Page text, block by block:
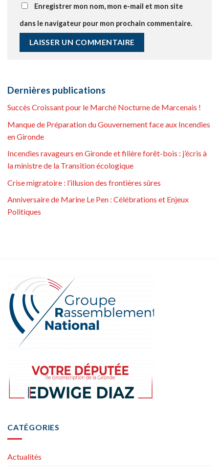
Enregistrer mon nom, mon e-mail et mon site
dans le navigateur pour mon prochain commentaire.
Dernières publications
Succès Croissant pour le Marché Nocturne de Marcenais !
Manque de Préparation du Gouvernement face aux Incendies
en Gironde
Incendies ravageurs en Gironde et filière forêt-bois : j’écris à
la ministre de la Transition écologique
Crise migratoire : l’illusion des frontières sûres
Anniversaire de Marine Le Pen : Célébrations et Enjeux
Politiques
CATÉGORIES
Actualités